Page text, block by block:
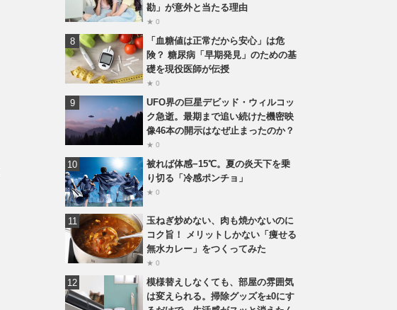
勘」が意外と当たる理由
★ 0
「血糖値は正常だから安心」は危
険？ 糖尿病「早期発見」のための基
礎を現役医師が伝授
★ 0
UFO界の巨星デビッド・ウィルコッ
ク急逝。最期まで追い続けた機密映
像46本の開示はなぜ止まったのか？
★ 0
被れば体感−15℃。夏の炎天下を乗
り切る「冷感ポンチョ」
★ 0
玉ねぎ炒めない、肉も焼かないのに
コク旨！ メリットしかない「痩せる
無水カレー」をつくってみた
★ 0
模様替えしなくても、部屋の雰囲気
は変えられる。掃除グッズを±0にす